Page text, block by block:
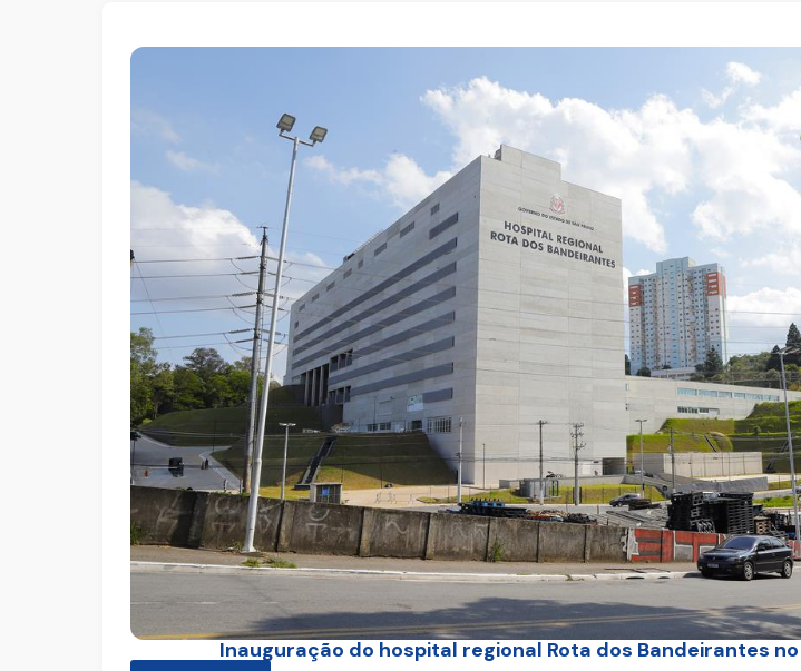
Inauguração do hospital regional Rota dos Bandeirantes